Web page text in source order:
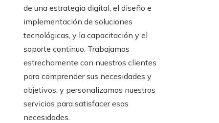
de una estrategia digital, el diseño e
implementación de soluciones
tecnológicas, y la capacitación y el
soporte continuo. Trabajamos
estrechamente con nuestros clientes
para comprender sus necesidades y
objetivos, y personalizamos nuestros
servicios para satisfacer esas
necesidades.